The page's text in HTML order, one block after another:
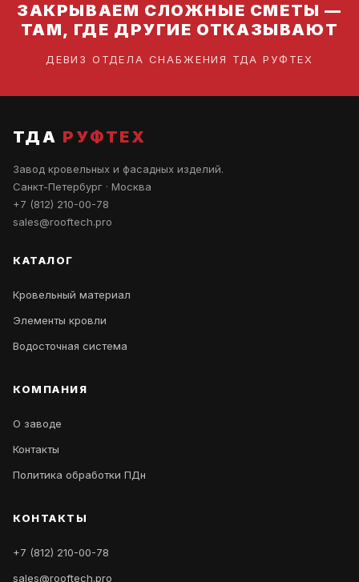
ЗАКРЫВАЕМ СЛОЖНЫЕ СМЕТЫ —
ТАМ, ГДЕ ДРУГИЕ ОТКАЗЫВАЮТ
ДЕВИЗ ОТДЕЛА СНАБЖЕНИЯ ТДА РУФТЕХ
ТДА РУФТЕХ
Завод кровельных и фасадных изделий.
Санкт-Петербург · Москва
+7 (812) 210-00-78
sales@rooftech.pro
КАТАЛОГ
Кровельный материал
Элементы кровли
Водосточная система
КОМПАНИЯ
О заводе
Контакты
Политика обработки ПДн
КОНТАКТЫ
+7 (812) 210-00-78
sales@rooftech.pro